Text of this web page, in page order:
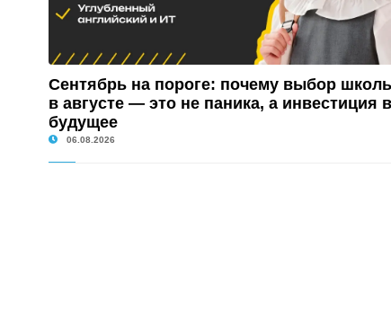
Сентябрь на пороге: почему выбор
в августе — это не паника, а инвестиция в
будущее
06.08.2026